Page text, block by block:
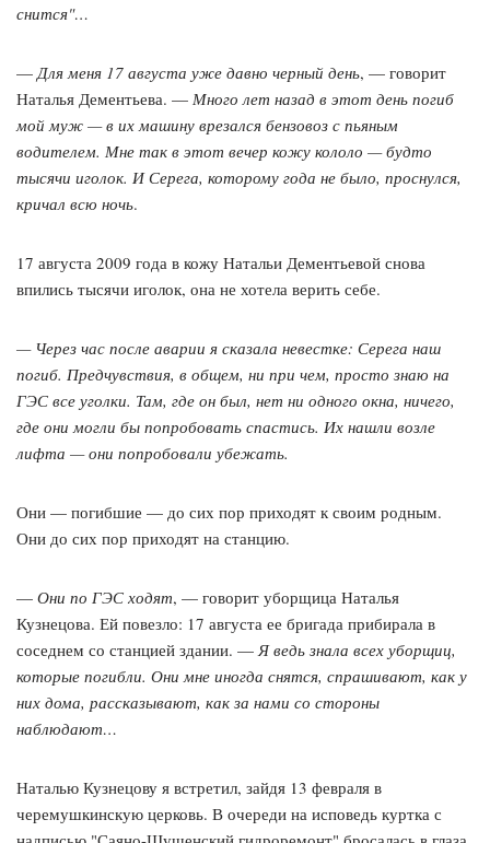
снится"…
—Для меня 17 августа уже давно черный день, — говорит
Наталья Дементьева. — Много лет назад в этот день погиб
мой муж — в их машину врезался бензовоз с пьяным
водителем. Мне так в этот вечер кожу кололо — будто
тысячи иголок. И Серега, которому года не было, проснулся,
кричал всю ночь.
17 августа 2009 года в кожу Натальи Дементьевой снова
впились тысячи иголок, она не хотела верить себе.
— Через час после аварии я сказала невестке: Серега наш
погиб. Предчувствия, в общем, ни при чем, просто знаю на
ГЭС все уголки. Там, где он был, нет ни одного окна, ничего,
где они могли бы попробовать спастись. Их нашли возле
лифта — они попробовали убежать.
Они — погибшие — до сих пор приходят к своим родным.
Они до сих пор приходят на станцию.
— Они по ГЭС ходят, — говорит уборщица Наталья
Кузнецова. Ей повезло: 17 августа ее бригада прибирала в
соседнем со станцией здании. —Я ведь знала всех уборщиц,
которые погибли. Они мне иногда снятся, спрашивают, как у
них дома, рассказывают, как за нами со стороны
наблюдают…
Наталью Кузнецову я встретил, зайдя 13 февраля в
черемушкинскую церковь. В очереди на исповедь куртка с